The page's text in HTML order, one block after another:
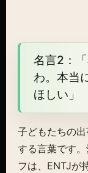
名言2：
わ。本当
ほしい」
子どもたちの
する言葉です
フは、ENTJが